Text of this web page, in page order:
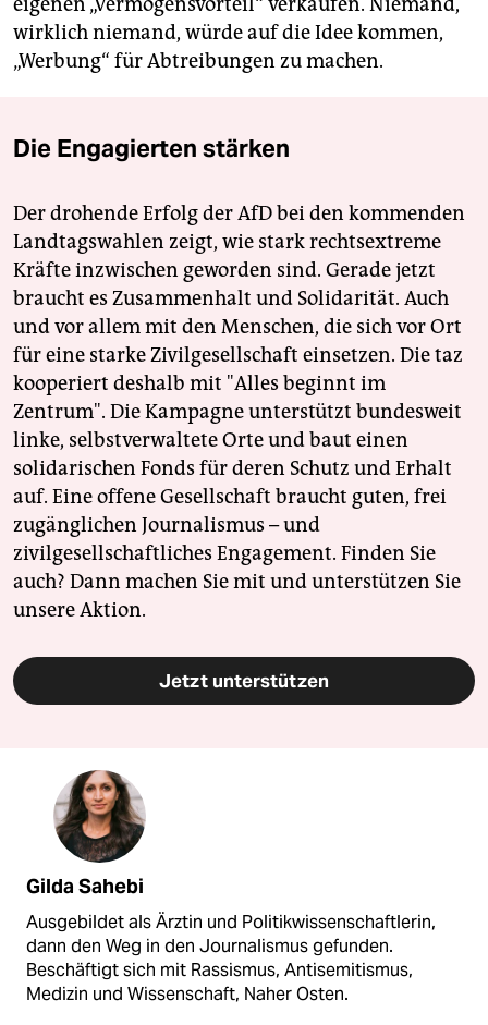
wirklich niemand, würde auf die Idee kommen,
„Werbung“ für Abtreibungen zu machen.
Die Engagierten stärken
Der drohende Erfolg der AfD bei den kommenden
Landtagswahlen zeigt, wie stark rechtsextreme
Kräfte inzwischen geworden sind. Gerade jetzt
braucht es Zusammenhalt und Solidarität. Auch
und vor allem mit den Menschen, die sich vor Ort
für eine starke Zivilgesellschaft einsetzen. Die taz
kooperiert deshalb mit "Alles beginnt im
Zentrum". Die Kampagne unterstützt bundesweit
linke, selbstverwaltete Orte und baut einen
solidarischen Fonds für deren Schutz und Erhalt
auf. Eine offene Gesellschaft braucht guten, frei
zugänglichen Journalismus – und
zivilgesellschaftliches Engagement. Finden Sie
auch? Dann machen Sie mit und unterstützen Sie
unsere Aktion.
Jetzt unterstützen
Gilda Sahebi
Ausgebildet als Ärztin und Politikwissenschaftlerin,
dann den Weg in den Journalismus gefunden.
Beschäftigt sich mit Rassismus, Antisemitismus,
Medizin und Wissenschaft, Naher Osten.